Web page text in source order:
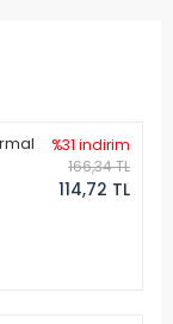
%31 indirim
166,34 TL
114,72 TL